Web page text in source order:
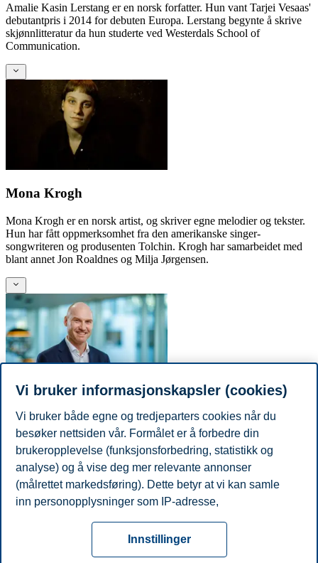
Amalie Kasin Lerstang er en norsk forfatter. Hun vant Tarjei Vesaas'
debutantpris i 2014 for debuten Europa. Lerstang begynte å skrive
skjønnlitteratur da hun studerte ved Westerdals School of
Communication.
Mona Krogh
Mona Krogh er en norsk artist, og skriver egne melodier og tekster.
Hun har fått oppmerksomhet fra den amerikanske singer-
songwriteren og produsenten Tolchin. Krogh har samarbeidet med
blant annet Jon Roaldnes og Milja Jørgensen.
Yngve Kveine
Yngve Kveine er kommunikasjonsdirektør ved Handelshøyskolen
BI.
Del artikkelen:
Tilgjengelighetserklæring
Kontakt oss
Vi bruker informasjonskapsler (cookies)
Vi bruker både egne og tredjeparters cookies når du
besøker nettsiden vår. Formålet er å forbedre din
brukeropplevelse (funksjonsforbedring, statistikk og
analyse) og å vise deg mer relevante annonser
(målrettet markedsføring). Dette betyr at vi kan samle
inn personopplysninger som IP-adresse,
cookies som er nødvendige for at nettsiden skal
fungere, kan du enten godta alle eller tilpasse ditt
Innstillinger